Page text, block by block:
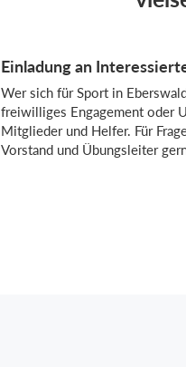
Einladung an
Wer sich für Sport in
freiwilliges Engagement oder
Mitglieder und Helfer. Für
Vorstand und Übungsleiter